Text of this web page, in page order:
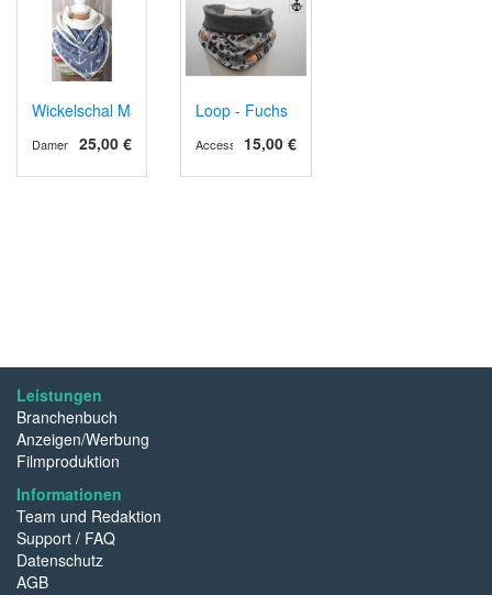
Wickelschal Maritim
25,00 €
Damen
Loop - Fuchs
15,00 €
Accessoires
Leistungen
Branchenbuch
Anzeigen/Werbung
Filmproduktion
Informationen
Team und Redaktion
Support / FAQ
Datenschutz
AGB